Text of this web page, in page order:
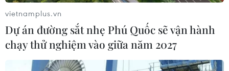
vietnamplus.vn
Dự án đường sắt nhẹ Phú Quốc sẽ vận hành
chạy thử nghiệm vào giữa năm 2027